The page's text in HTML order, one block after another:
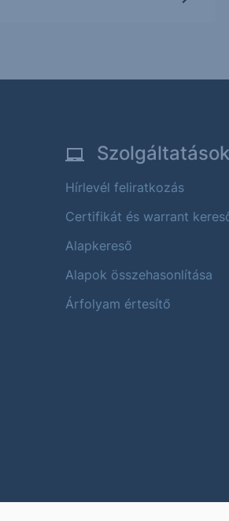
Szolgáltatások
Hírlevél feliratkozás
Certifikát és warrant
Alapkereső
Alapok összehasonlítása
Árfolyam értesítő